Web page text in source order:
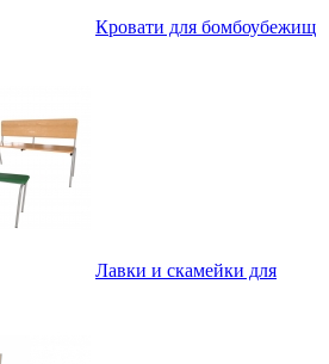
Кровати для бомбоубежищ
Лавки и скамейки для